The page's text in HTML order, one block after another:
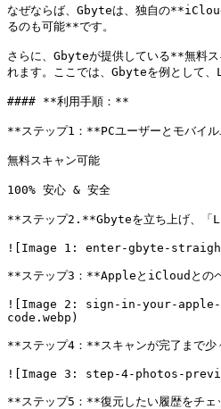
なぜならば、Gbyteは、独自の**iCloud
るのも可能**です。
さらに、Gbyteが提供している**無料
れます。ここでは、Gbyteを例として、
#### **利用手順：**
**ステップ1：**PCユーザーとモバイル
無料スキャン可能
100% 安心 & 安全
**ステップ2.**Gbyteを立ち上げ、「
![Image 1: enter-gbyte-
**ステップ3：**AppleとiCloudとのペ
![Image 2: sign-in-your-
code.webp)
**ステップ4：**スキャンが完了まで少
![Image 3: step-4-photos-
**ステップ5：**復元したい履歴をチェ